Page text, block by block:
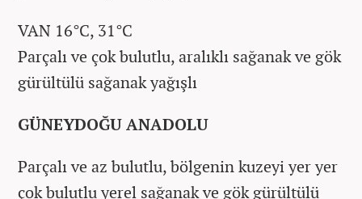
VAN 16°C, 31°C
Parçalı ve çok bulutlu, aralıklı sağanak ve gök
gürültülü sağanak yağışlı
GÜNEYDOĞU ANADOLU
Parçalı ve az bulutlu, bölgenin kuzeyi yer yer
çok bulutlu yerel sağanak ve gök gürültülü